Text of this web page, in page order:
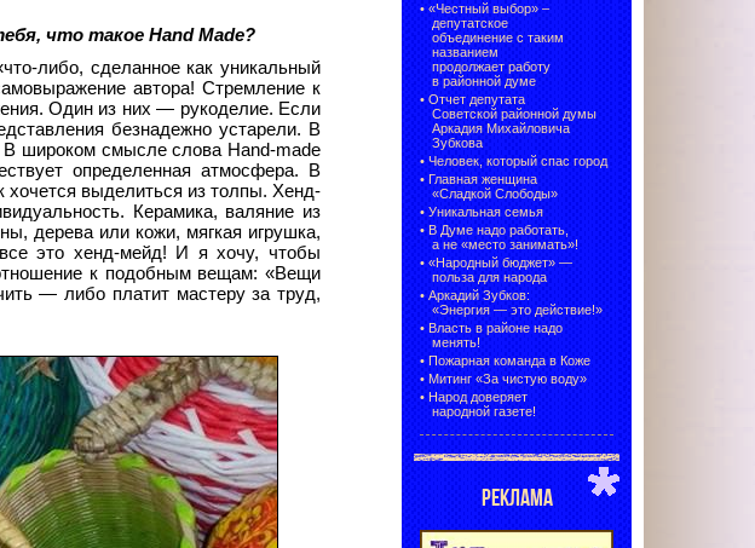
что такое Hand Made?
либо, сделанное как уникальный
автора! Стремление к
Один из них — рукоделие. Если
безнадежно устарели. В
В широком смысле слова Hand-made
определенная атмосфера. В
выделиться из толпы. Хенд-
Керамика, валяние из
дерева или кожи, мягкая игрушка,
это хенд-мейд! И я хочу, чтобы
к подобным вещам: «Вещи
— либо платит мастеру за труд,
• «Честный выбор» –
депутатское
объединение с таким
названием
продолжает работу
в районной думе
• Отчет депутата
Советской районной думы
Аркадия Михайловича
Зубкова
• Человек, который спас город
• Главная женщина
«Сладкой Слободы»
• Уникальная семья
• В Думе надо работать,
а не «место занимать»!
• «Народный бюджет» —
польза для народа
• Аркадий Зубков:
«Энергия — это действие!»
• Власть в районе надо
менять!
• Пожарная команда в Коже
• Митинг «За чистую воду»
• Народ доверяет
народной газете!
РЕКЛАМА